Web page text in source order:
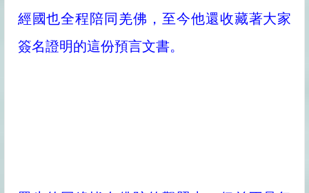
經國也全程陪同羌佛，至今他還收藏著大家
簽名證明的這份預言文書。